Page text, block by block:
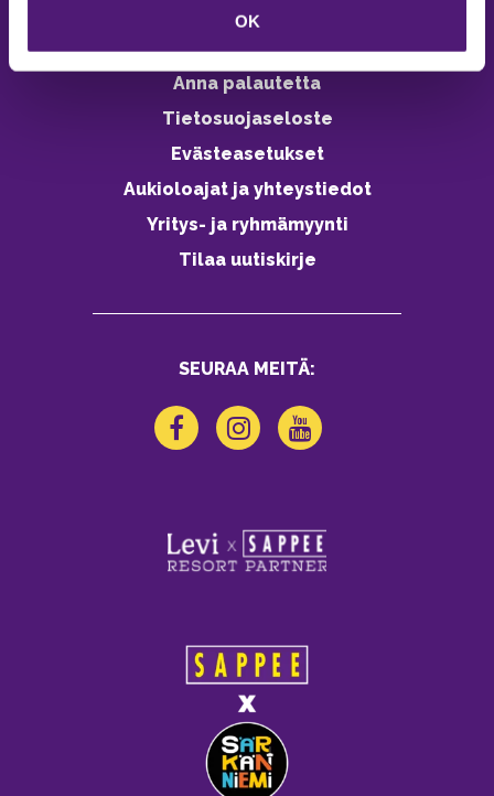
OK
Ympäristöohjelma
Avoimet työpaikat
Anna palautetta
Tietosuojaseloste
Evästeasetukset
Aukioloajat ja yhteystiedot
Yritys- ja ryhmämyynti
Tilaa uutiskirje
SEURAA MEITÄ: